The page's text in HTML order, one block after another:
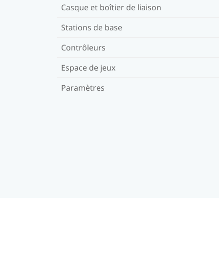
Casque et boîtier de liaison
Stations de base
Contrôleurs
Espace de jeux
Paramètres